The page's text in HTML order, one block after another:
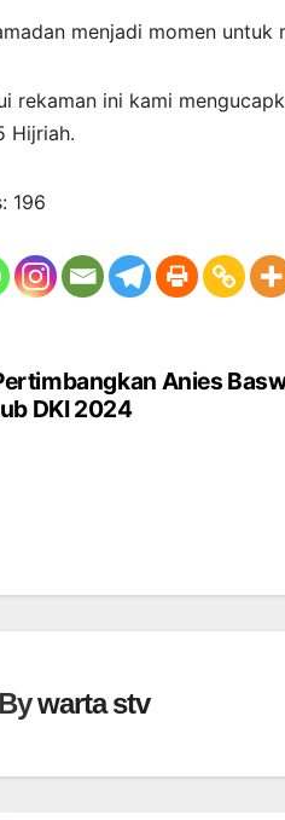
menjadi momen untuk
rekaman ini kami
Hijriah.
196
Anies
DKI 2024
Bywarta stv